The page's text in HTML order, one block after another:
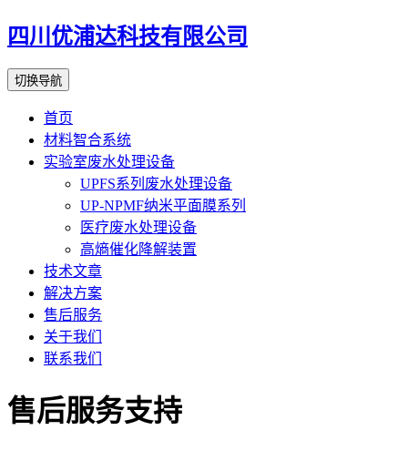
四川优浦达科技有限公司
切换导航
首页
材料智合系统
实验室废水处理设备
UPFS系列废水处理设备
UP-NPMF纳米平面膜系列
医疗废水处理设备
高熵催化降解装置
技术文章
解决方案
售后服务
关于我们
联系我们
售后服务支持